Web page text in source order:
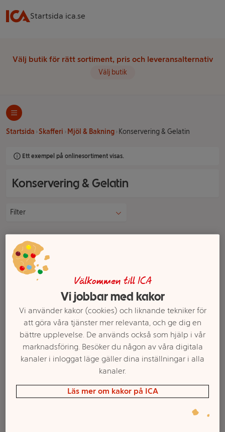
Startsida ica.se
Välj butik för rätt sortiment, pris och leveransalternativ
Välj butik
Startsida Skafferi Mjöl & Bakning Konservering & Gelatin
Ett exempel på onlinesortiment visas.
Konservering & Gelatin
Filter
Pektinpulver 10g Atair
Välj butik
Citronsyra 380g Krydd
Huset
Välj butik
Välkommen till ICA
Vi jobbar med kakor
Vi använder kakor (cookies) och liknande tekniker för
att göra våra tjänster mer relevanta, och ge dig en
bättre upplevelse. De används också som hjälp i vår
marknadsföring. Besöker du någon av våra digitala
kanaler i inloggat läge gäller dina inställningar i alla
kanaler.
Läs mer om kakor på ICA